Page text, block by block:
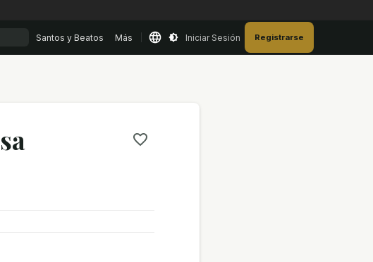
Santos y Beatos Más Iniciar Sesión Registrarse